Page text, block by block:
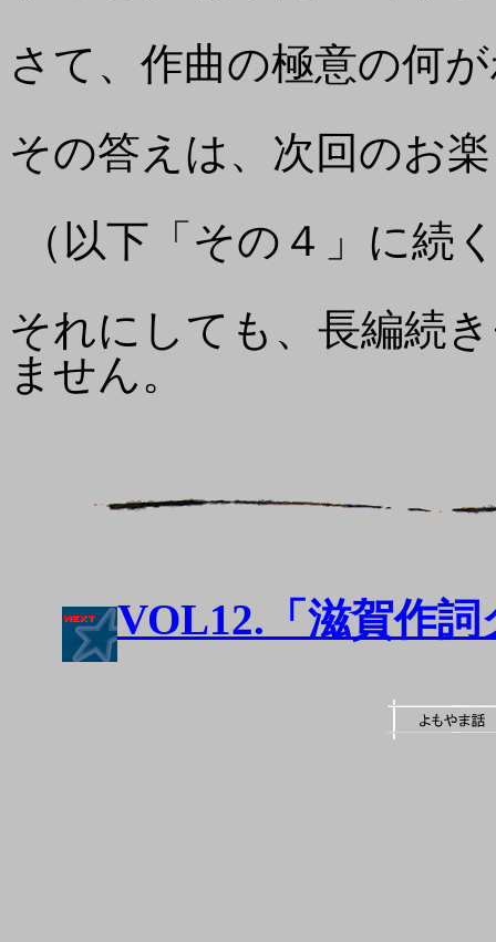
さて、作曲の極意の何
その答えは、次回のお
（以下「その４」に続
それにしても、長編続
ません。
VOL12.「滋賀作